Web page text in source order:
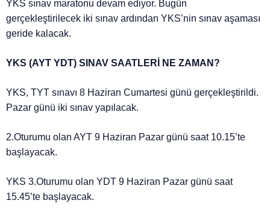
YKS sınav maratonu devam ediyor. Bugün
gerçekleştirilecek iki sınav ardından YKS’nin sınav aşaması
geride kalacak.
YKS (AYT YDT) SINAV SAATLERİ NE ZAMAN?
YKS, TYT sınavı 8 Haziran Cumartesi günü gerçekleştirildi.
Pazar günü iki sınav yapılacak.
2.Oturumu olan AYT 9 Haziran Pazar günü saat 10.15’te
başlayacak.
YKS 3.Oturumu olan YDT 9 Haziran Pazar günü saat
15.45’te başlayacak.